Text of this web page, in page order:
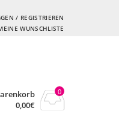
/ REGISTRIEREN
WUNSCHLISTE
0,00€
0